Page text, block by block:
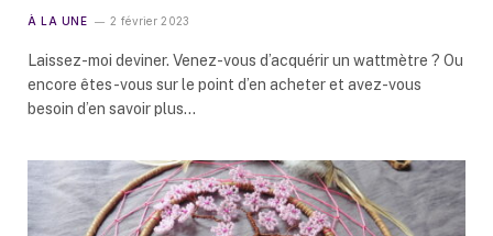
À LA UNE 2 février 2023
Laissez-moi deviner. Venez-vous d’acquérir un wattmètre ? Ou
encore êtes-vous sur le point d’en acheter et avez-vous
besoin d’en savoir plus…